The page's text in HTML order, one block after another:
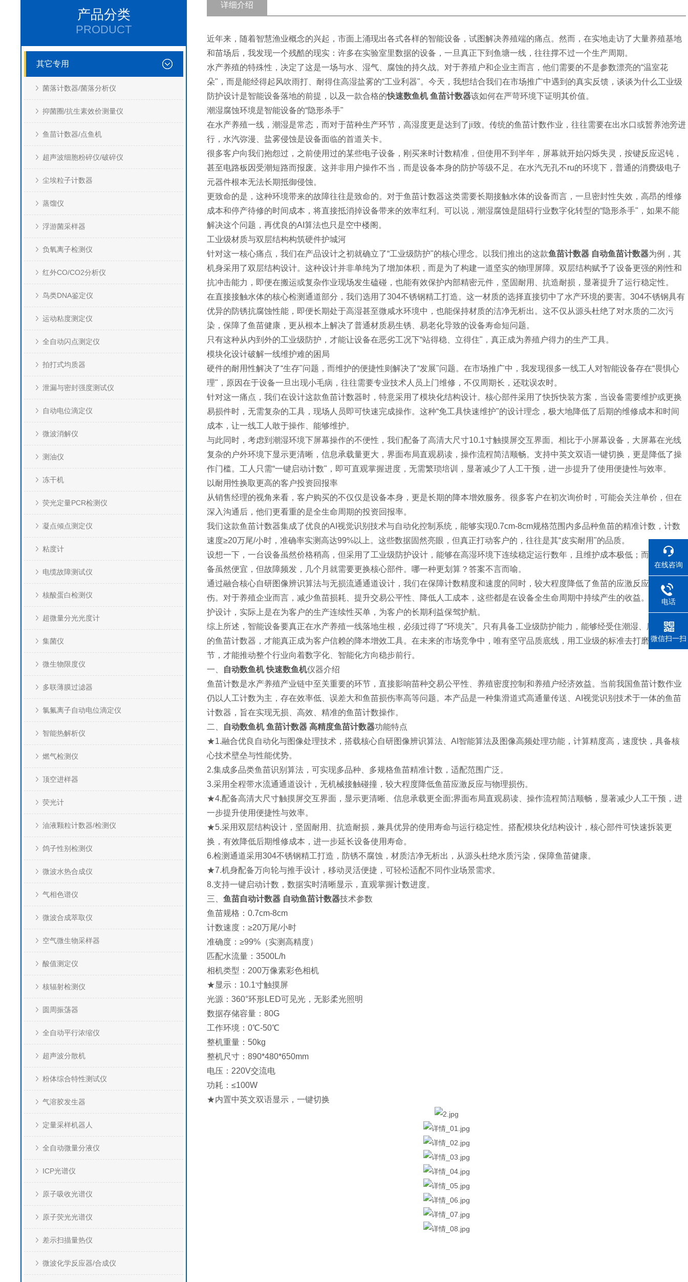
产品分类
PRODUCT
其它专用
菌落计数器/菌落分析仪
抑菌圈/抗生素效价测量仪
鱼苗计数器/点鱼机
超声波细胞粉碎仪/破碎仪
尘埃粒子计数器
蒸馏仪
浮游菌采样器
负氧离子检测仪
红外CO/CO2分析仪
鸟类DNA鉴定仪
运动粘度测定仪
全自动闪点测定仪
拍打式均质器
泄漏与密封强度测试仪
自动电位滴定仪
微波消解仪
测油仪
冻干机
荧光定量PCR检测仪
凝点倾点测定仪
粘度计
电缆故障测试仪
核酸蛋白检测仪
超微量分光光度计
集菌仪
微生物限度仪
多联薄膜过滤器
氯氟离子自动电位滴定仪
智能热解析仪
燃气检测仪
顶空进样器
荧光计
油液颗粒计数器/检测仪
鸽子性别检测仪
微波水热合成仪
气相色谱仪
微波合成萃取仪
空气微生物采样器
酸值测定仪
核辐射检测仪
圆周振荡器
全自动平行浓缩仪
超声波分散机
粉体综合特性测试仪
气溶胶发生器
定量采样机器人
全自动微量分液仪
ICP光谱仪
原子吸收光谱仪
原子荧光光谱仪
差示扫描量热仪
微波化学反应器/合成仪
详细介绍
近年来，随着智慧渔业概念的兴起，市面上涌现出各式各样的智能设备，试图解决养殖端的痛点。然而，在实地走访了大量养殖基地
和苗场后，我发现一个残酷的现实：许多在实验室里数据的设备，一旦真正下到鱼塘一线，往往撑不过一个生产周期。
水产养殖的特殊性，决定了这是一场与水、湿气、腐蚀的持久战。对于养殖户和企业主而言，他们需要的不是参数漂亮的“温室花
朵"，而是能经得起风吹雨打、耐得住高湿盐雾的“工业利器"。今天，我想结合我们在市场推广中遇到的真实反馈，谈谈为什么工业级
防护设计是智能设备落地的前提，以及一款合格的快速数鱼机 鱼苗计数器该如何在严苛环境下证明其价值。
潮湿腐蚀环境是智能设备的“隐形杀手"
在水产养殖一线，潮湿是常态，而对于苗种生产环节，高湿度更是达到了ji致。传统的鱼苗计数作业，往往需要在出水口或暂养池旁进
行，水汽弥漫、盐雾侵蚀是设备面临的首道关卡。
很多客户向我们抱怨过，之前使用过的某些电子设备，刚买来时计数精准，但使用不到半年，屏幕就开始闪烁失灵，按键反应迟钝，
甚至电路板因受潮短路而报废。这并非用户操作不当，而是设备本身的防护等级不足。在水汽无孔不ru的环境下，普通的消费级电子
元器件根本无法长期抵御侵蚀。
更致命的是，这种环境带来的故障往往是致命的。对于鱼苗计数器这类需要长期接触水体的设备而言，一旦密封性失效，高昂的维修
成本和停产待修的时间成本，将直接抵消掉设备带来的效率红利。可以说，潮湿腐蚀是阻碍行业数字化转型的“隐形杀手"，如果不能
解决这个问题，再优良的AI算法也只是空中楼阁。
工业级材质与双层结构构筑硬件护城河
针对这一核心痛点，我们在产品设计之初就确立了“工业级防护"的核心理念。以我们推出的这款鱼苗计数器 自动鱼苗计数器为例，其
机身采用了双层结构设计。这种设计并非单纯为了增加体积，而是为了构建一道坚实的物理屏障。双层结构赋予了设备更强的刚性和
抗冲击能力，即便在搬运或复杂作业现场发生磕碰，也能有效保护内部精密元件，坚固耐用、抗造耐损，显著提升了运行稳定性。
在直接接触水体的核心检测通道部分，我们选用了304不锈钢精工打造。这一材质的选择直接切中了水产环境的要害。304不锈钢具有
优异的防锈抗腐蚀性能，即便长期处于高湿甚至微咸水环境中，也能保持材质的洁净无析出。这不仅从源头杜绝了对水质的二次污
染，保障了鱼苗健康，更从根本上解决了普通材质易生锈、易老化导致的设备寿命短问题。
只有这种从内到外的工业级防护，才能让设备在恶劣工况下“站得稳、立得住"，真正成为养殖户得力的生产工具。
模块化设计破解一线维护难的困局
硬件的耐用性解决了“生存"问题，而维护的便捷性则解决了“发展"问题。在市场推广中，我发现很多一线工人对智能设备存在“畏惧心
理"，原因在于设备一旦出现小毛病，往往需要专业技术人员上门维修，不仅周期长，还耽误农时。
针对这一痛点，我们在设计这款鱼苗计数器时，特意采用了模块化结构设计。核心部件采用了快拆快装方案，当设备需要维护或更换
易损件时，无需复杂的工具，现场人员即可快速完成操作。这种“免工具快速维护"的设计理念，极大地降低了后期的维修成本和时间
成本，让一线工人敢于操作、能够维护。
与此同时，考虑到潮湿环境下屏幕操作的不便性，我们配备了高清大尺寸10.1寸触摸屏交互界面。相比于小屏幕设备，大屏幕在光线
复杂的户外环境下显示更清晰，信息承载量更大，界面布局直观易读，操作流程简洁顺畅。支持中英文双语一键切换，更是降低了操
作门槛。工人只需“一键启动计数"，即可直观掌握进度，无需繁琐培训，显著减少了人工干预，进一步提升了使用便捷性与效率。
以耐用性换取更高的客户投资回报率
从销售经理的视角来看，客户购买的不仅仅是设备本身，更是长期的降本增效服务。很多客户在初次询价时，可能会关注单价，但在
深入沟通后，他们更看重的是全生命周期的投资回报率。
我们这款鱼苗计数器集成了优良的AI视觉识别技术与自动化控制系统，能够实现0.7cm-8cm规格范围内多品种鱼苗的精准计数，计数
速度≥20万尾/小时，准确率实测高达99%以上。这些数据固然亮眼，但真正打动客户的，往往是其“皮实耐用"的品质。
设想一下，一台设备虽然价格稍高，但采用了工业级防护设计，能够在高湿环境下连续稳定运行数年，且维护成本极低；而另一台设
备虽然便宜，但故障频发，几个月就需要更换核心部件。哪一种更划算？答案不言而喻。
通过融合核心自研图像辨识算法与无损流通通道设计，我们在保障计数精度和速度的同时，较大程度降低了鱼苗的应激反应与物理损
伤。对于养殖企业而言，减少鱼苗损耗、提升交易公平性、降低人工成本，这些都是在设备全生命周期中持续产生的收益。工业级防
护设计，实际上是在为客户的生产连续性买单，为客户的长期利益保驾护航。
综上所述，智能设备要真正在水产养殖一线落地生根，必须过得了“环境关"。只有具备工业级防护能力，能够经受住潮湿、腐蚀考验
的鱼苗计数器，才能真正成为客户信赖的降本增效工具。在未来的市场竞争中，唯有坚守品质底线，用工业级的标准去打磨每一个细
节，才能推动整个行业向着数字化、智能化方向稳步前行。
一、
自动数鱼机 快速数鱼机仪器介绍
鱼苗计数是水产养殖产业链中至关重要的环节，直接影响苗种交易公平性、养殖密度控制和养殖户经济效益。当前我国鱼苗计数作业
仍以人工计数为主，存在效率低、误差大和鱼苗损伤率高等问题。本产品是一种集滑道式高通量传送、AI视觉识别技术于一体的鱼苗
计数器，旨在实现无损、高效、精准的鱼苗计数操作。
二、
自动数鱼机 鱼苗计数器 高精度鱼苗计数器功能特点
★1.融合优良自动化与图像处理技术，搭载核心自研图像辨识算法、AI智能算法及图像高频处理功能，计算精度高，速度快，具备核
心技术壁垒与性能优势。
2.集成多品类鱼苗识别算法，可实现多品种、多规格鱼苗精准计数，适配范围广泛。
3.采用全程带水流通通道设计，无机械接触碰撞，较大程度降低鱼苗应激反应与物理损伤。
★4.配备高清大尺寸触摸屏交互界面，显示更清晰、信息承载更全面;界面布局直观易读、操作流程简洁顺畅，显著减少人工干预，进
一步提升使用便捷性与效率。
★5.采用双层结构设计，坚固耐用、抗造耐损，兼具优异的使用寿命与运行稳定性。搭配模块化结构设计，核心部件可快速拆装更
换，有效降低后期维修成本，进一步延长设备使用寿命。
6.检测通道采用304不锈钢精工打造，防锈不腐蚀，材质洁净无析出，从源头杜绝水质污染，保障鱼苗健康。
★7.机身配备万向轮与推手设计，移动灵活便捷，可轻松适配不同作业场景需求。
8.支持一键启动计数，数据实时清晰显示，直观掌握计数进度。
三、 鱼苗自动计数器 自动鱼苗计数器技术参数
鱼苗规格：0.7cm-8cm
计数速度：≥20万尾/小时
准确度：≥99%（实测高精度）
匹配水流量：3500L/h
相机类型：200万像素彩色相机
★显示：10.1寸触摸屏
光源：360°环形LED可见光，无影柔光照明
数据存储容量：80G
工作环境：0℃-50℃
整机重量：50kg
整机尺寸：890*480*650mm
电压：220V交流电
功耗：≤100W
★内置中英文双语显示，一键切换
在线咨询
电话
微信扫一扫